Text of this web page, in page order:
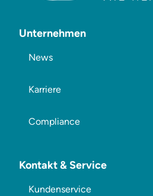
Unternehmen
News
Karriere
Compliance
Kontakt & Service
Kundenservice